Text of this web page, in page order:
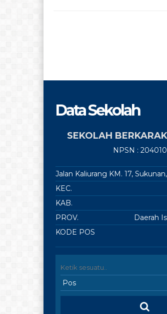
Data Sekolah
SEKOLAH
NPSN :
Jalan Kaliurang KM. 17,
KEC.
KAB.
PROV.
Daerah
KODE POS